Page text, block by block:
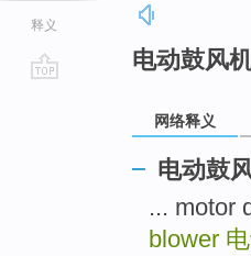
释义
电动鼓风
网络释义
电动鼓
... motor
blower